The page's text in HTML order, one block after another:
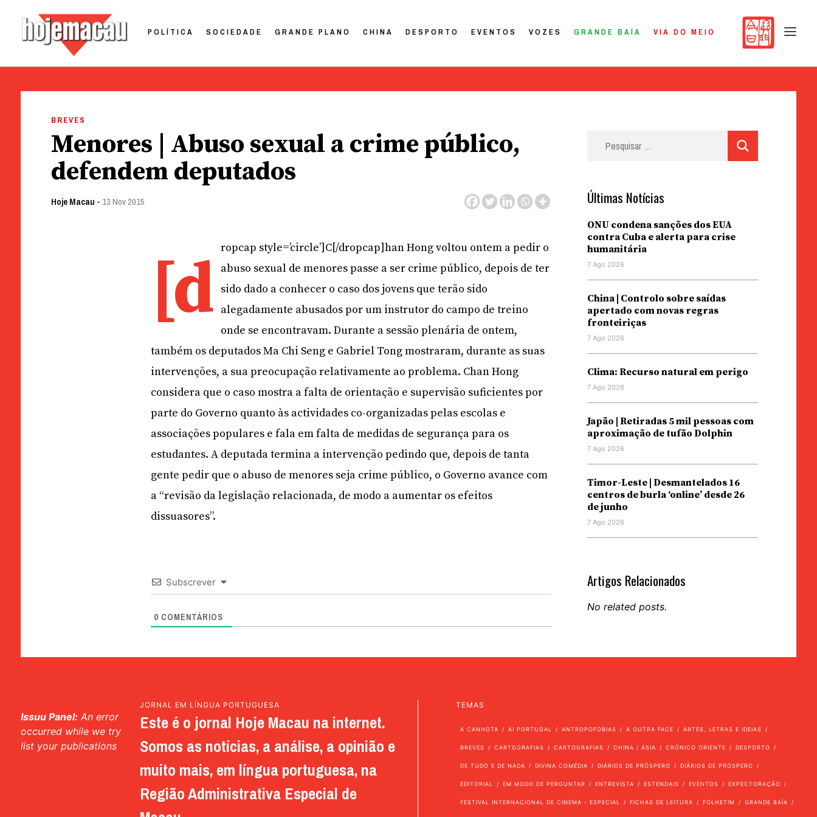
POLÍTICA SOCIEDADE GRANDE PLANO CHINA DESPORTO EVENTOS VOZES GRANDE BAÍA VIA DO MEIO
BREVES
Menores | Abuso sexual a crime público,
defendem deputados
Hoje Macau - 13 Nov 2015
[d ropcap style=’circle’]C[/dropcap]han Hong voltou ontem a pedir o
abuso sexual de menores passe a ser crime público, depois de ter
sido dado a conhecer o caso dos jovens que terão sido
alegadamente abusados por um instrutor do campo de treino
onde se encontravam. Durante a sessão plenária de ontem,
também os deputados Ma Chi Seng e Gabriel Tong mostraram, durante as suas
intervenções, a sua preocupação relativamente ao problema. Chan Hong
considera que o caso mostra a falta de orientação e supervisão suficientes por
parte do Governo quanto às actividades co-organizadas pelas escolas e
associações populares e fala em falta de medidas de segurança para os
estudantes. A deputada termina a intervenção pedindo que, depois de tanta
gente pedir que o abuso de menores seja crime público, o Governo avance com
a “revisão da legislação relacionada, de modo a aumentar os efeitos
dissuasores”.
Subscrever
0 COMENTÁRIOS
Últimas Notícias
ONU condena sanções dos EUA
contra Cuba e alerta para crise
humanitária
7 Ago 2026
China | Controlo sobre saídas
apertado com novas regras
fronteiriças
7 Ago 2026
Clima: Recurso natural em perigo
7 Ago 2026
Japão | Retiradas 5 mil pessoas com
aproximação de tufão Dolphin
7 Ago 2026
Timor-Leste | Desmantelados 16
centros de burla ‘online’ desde 26
de junho
7 Ago 2026
Artigos Relacionados
No related posts.
Issuu Panel: An error
occurred while we try
list your publications
JORNAL EM LÍNGUA PORTUGUESA
Este é o jornal Hoje Macau na internet.
Somos as notícias, a análise, a opinião e
muito mais, em língua portuguesa, na
Região Administrativa Especial de
TEMAS
A CANHOTA AI PORTUGAL ANTROPOFOBIAS A OUTRA FACE ARTES, LETRAS E IDEIAS
BREVES CARTOGRAFIAS CARTOGRAFIAS CHINA / ÁSIA CRÓNICO ORIENTE DESPORTO
DE TUDO E DE NADA DIVINA COMÉDIA DIÁRIOS DE PRÓSPERO DIÁRIOS DE PRÓSPERO
EDITORIAL EM MODO DE PERGUNTAR ENTREVISTA ESTENDAIS EVENTOS EXPECTORAÇÃO
FESTIVAL INTERNACIONAL DE CINEMA - ESPECIAL FICHAS DE LEITURA FOLHETIM GRANDE BAÍA